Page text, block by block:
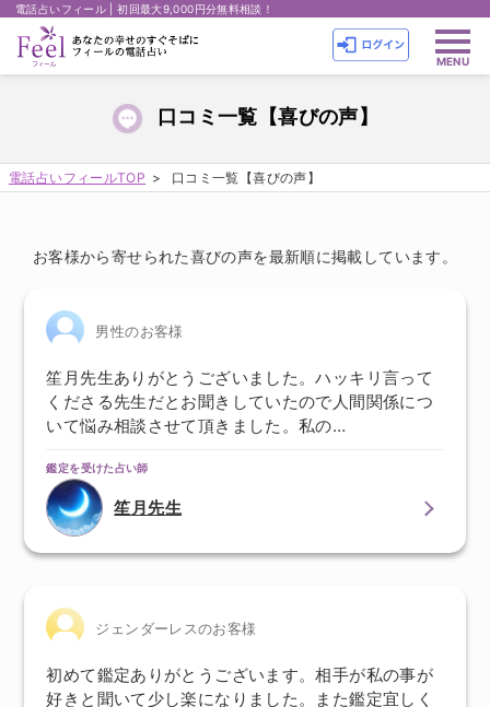
電話占いフィール | 初回最大9,000円分無料相談！
口コミ一覧【喜びの声】
電話占いフィールTOP 口コミ一覧【喜びの声】
お客様から寄せられた喜びの声を最新順に掲載しています。
男性のお客様
笙月先生ありがとうございました。ハッキリ言って
くださる先生だとお聞きしていたので人間関係につ
いて悩み相談させて頂きました。私の…
鑑定を受けた占い師
笙月先生
ジェンダーレスのお客様
初めて鑑定ありがとうございます。相手が私の事が
好きと聞いて少し楽になりました。また鑑定宜しく